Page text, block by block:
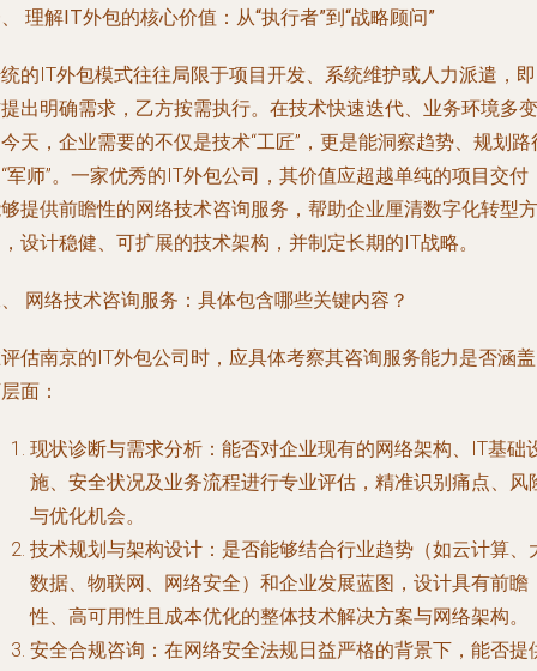
理解IT外包的核心价值：从“执行者”到“战略顾问”
的IT外包模式往往局限于项目开发、系统维护或人力派遣，
出明确需求，乙方按需执行。在技术快速迭代、业务环境多变
天，企业需要的不仅是技术“工匠”，更是能洞察趋势、规划路
军师”。一家优秀的IT外包公司，其价值应超越单纯的项目交付
提供前瞻性的网络技术咨询服务 ，帮助企业厘清数字化转型方
设计稳健、可扩展的技术架构，并制定长期的IT战略。
网络技术咨询服务：具体包含哪些关键内容？
估南京的IT外包公司时，应具体考察其咨询服务能力是否涵
面：
现状诊断与需求分析 ：能否对企业现有的网络架构、IT基础
施、安全状况及业务流程进行专业评估，精准识别痛点、风
与优化机会。
技术规划与架构设计 ：是否能够结合行业趋势（如云计算、
数据、物联网、网络安全）和企业发展蓝图，设计具有前瞻
性、高可用性且成本优化的整体技术解决方案与网络架构。
安全合规咨询 ：在网络安全法规日益严格的背景下，能否提